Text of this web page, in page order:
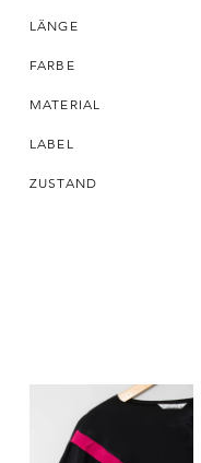
LÄNGE
FARBE
MATERIAL
LABEL
ZUSTAND